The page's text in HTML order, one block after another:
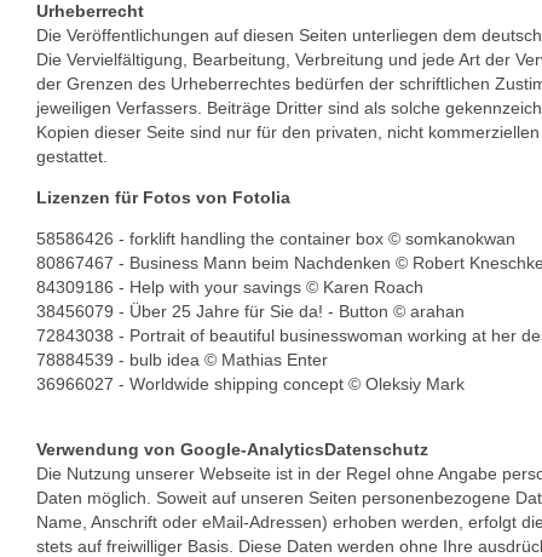
Urheberrecht
Die Veröffentlichungen auf diesen Seiten unterliegen dem
Die Vervielfältigung, Bearbeitung, Verbreitung und jede Art der
der Grenzen des Urheberrechtes bedürfen der schriftlichen
jeweiligen Verfassers. Beiträge Dritter sind als solche
Kopien dieser Seite sind nur für den privaten, nicht
gestattet.
Lizenzen für Fotos von Fotolia
58586426 - forklift handling the container box © somkanokwan
80867467 - Business Mann beim Nachdenken © Robert
84309186 - Help with your savings © Karen Roach
38456079 - Über 25 Jahre für Sie da! - Button © arahan
72843038 - Portrait of beautiful businesswoman working at her
78884539 - bulb idea © Mathias Enter
36966027 - Worldwide shipping concept ©
Verwendung von Google-AnalyticsDatenschutz
Die Nutzung unserer Webseite ist in der Regel ohne Angabe
Daten möglich. Soweit auf unseren Seiten personenbezogene
Name, Anschrift oder eMail-Adressen) erhoben werden, erfolgt
stets auf freiwilliger Basis. Diese Daten werden ohne Ihre